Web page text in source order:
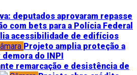
deputados aprovaram repasse
com bets para a Polícia Federal
acessibilidade de edifícios
Projeto amplia proteção a
do INPI
remarcação e desistência de